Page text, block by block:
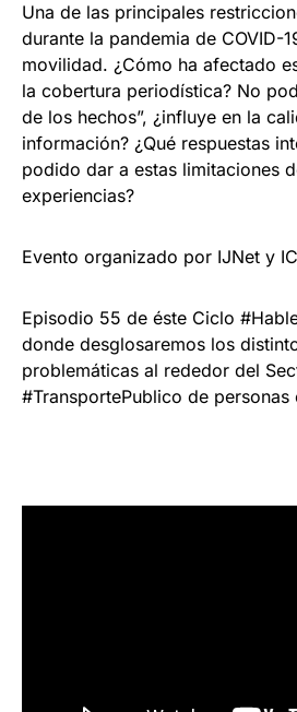
Una de las principales
durante la pandemia de COVID-
movilidad. ¿Cómo ha afectado
la cobertura periodística? No
de los hechos”, ¿influye en la
información? ¿Qué respuestas
podido dar a estas limitaciones
experiencias?
Evento organizado por IJNet y
Episodio 55 de éste Ciclo
donde desglosaremos los
problemáticas al rededor del
#TransportePublico de personas